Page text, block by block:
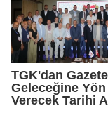
TGK'dan
Geleceğine Yön
Verecek Tarihi